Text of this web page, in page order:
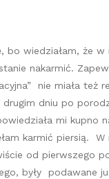
bo wiedziałam, że
nakarmić.
nie miała też
dniu po
mi kupno
karmić piersią. W
od pierwszego
były podawane